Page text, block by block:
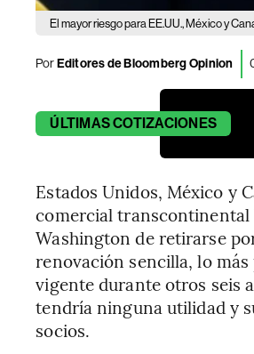
El mayor riesgo para EE.UU., México y
PorEditores de Bloomberg Opinion
ÚLTIMASCOTIZACIONES
Estados Unidos, México y
comercial transcontinental
Washington de retirarse
renovación sencilla, lo
vigente durante otros seis
tendría ninguna utilidad y
socios.